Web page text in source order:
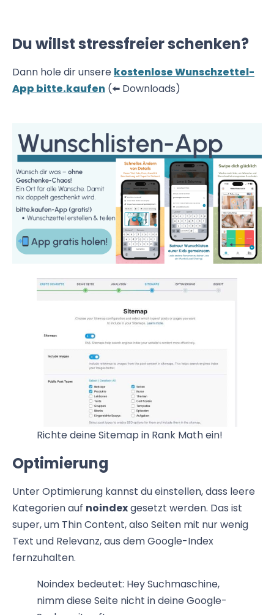
Du willst stressfreier schenken?
Dann hole dir unsere kostenlose Wunschzettel-
App bitte.kaufen (⬅️ Downloads)
Richte deine Sitemap in Rank Math ein!
Optimierung
Unter Optimierung kannst du einstellen, dass leere
Kategorien auf noindexgesetzt werden. Das ist
super, um Thin Content, also Seiten mit nur wenig
Text und Relevanz, aus dem Google-Index
fernzuhalten.
Noindex bedeutet: Hey Suchmaschine,
nimm diese Seite nicht in deine Google-